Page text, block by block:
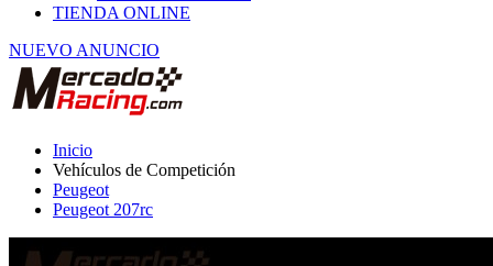
TIENDA ONLINE
NUEVO ANUNCIO
Inicio
Vehículos de Competición
Peugeot
Peugeot 207rc